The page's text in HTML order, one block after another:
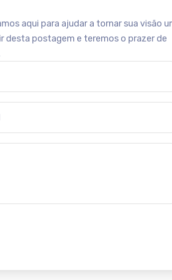
aqui para ajudar a tornar sua visão
desta postagem e teremos o prazer de